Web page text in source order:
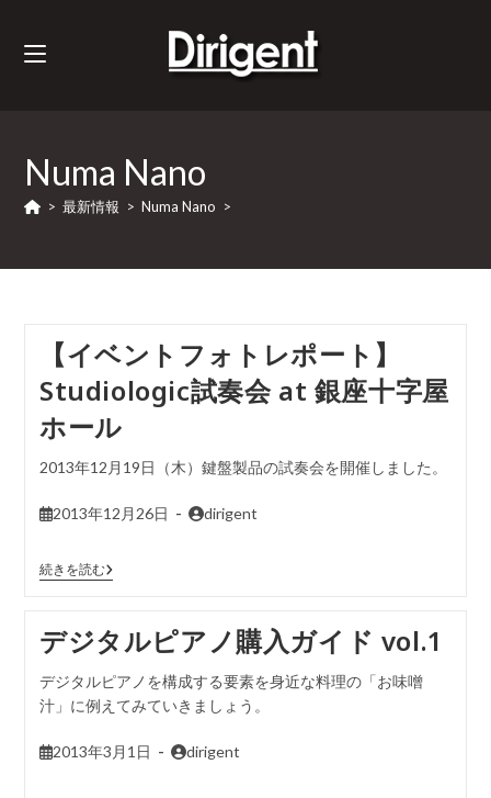
Numa Nano
> 最新情報 > Numa Nano >
【イベントフォトレポート】
Studiologic試奏会 at 銀座十字屋
ホール
2013年12月19日（木）鍵盤製品の試奏会を開催しました。
2013年12月26日 dirigent
続きを読む
デジタルピアノ購入ガイド vol.1
デジタルピアノを構成する要素を身近な料理の「お味噌
汁」に例えてみていきましょう。
2013年3月1日 dirigent